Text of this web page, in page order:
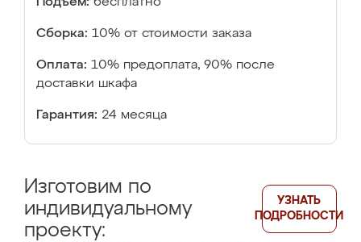
Сборка: 10% от стоимости заказа
Оплата: 10% предоплата, 90% после
доставки шкафа
Гарантия: 24 месяца
Изготовим по
индивидуальному
проекту:
УЗНАТЬ
ПОДРОБНОСТИ